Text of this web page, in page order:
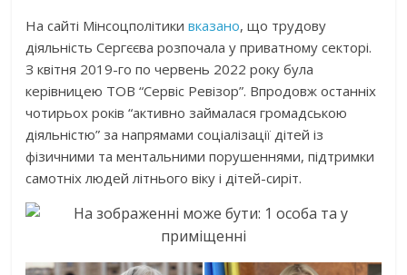
На сайті Мінсоцполітикивказано, що трудову
діяльність Сергєєва розпочала у приватному секторі.
З квітня 2019-го по червень 2022 року була
керівницею ТОВ “Сервіс Ревізор”. Впродовж останніх
чотирьох років “активно займалася громадською
діяльністю” за напрямами соціалізації дітей із
фізичними та ментальними порушеннями, підтримки
самотніх людей літнього віку і дітей-сиріт.